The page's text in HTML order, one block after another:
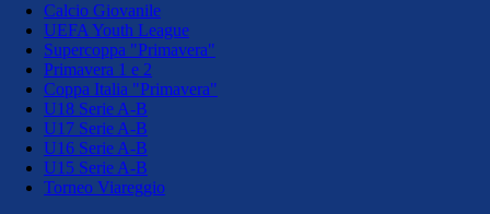
Calcio Giovanile
UEFA Youth League
Supercoppa "Primavera"
Primavera 1 e 2
Coppa Italia "Primavera"
U18 Serie A-B
U17 Serie A-B
U16 Serie A-B
U15 Serie A-B
Torneo Viareggio